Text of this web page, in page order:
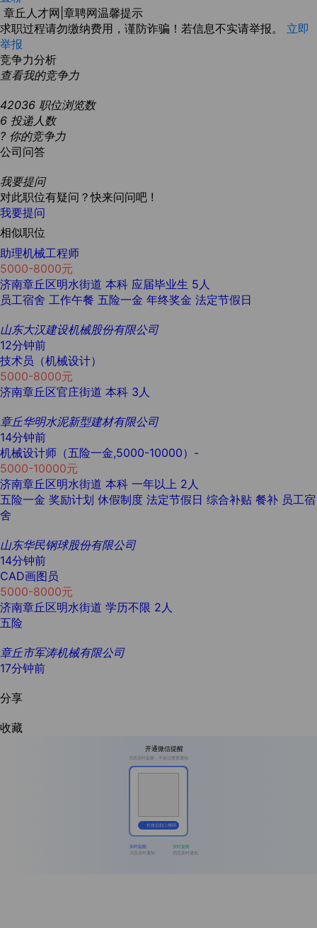
章丘人才网|章聘网温馨提示
求职过程请勿缴纳费用，谨防诈骗！若信息不实请举报。 立即
举报
竞争力分析
查看我的竞争力
42036 职位浏览数
6 投递人数
? 你的竞争力
公司问答
我要提问
对此职位有疑问？快来问问吧 !
我要提问
相似职位
助理机械工程师
5000-8000元
济南章丘区明水街道 本科 应届毕业生 5人
员工宿舍 工作午餐 五险一金 年终奖金 法定节假日
山东大汉建设机械股份有限公司
12分钟前
技术员（机械设计）
5000-8000元
济南章丘区官庄街道 本科 3人
章丘华明水泥新型建材有限公司
14分钟前
机械设计师（五险一金,5000-10000）-
5000-10000元
济南章丘区明水街道 本科 一年以上 2人
五险一金 奖励计划 休假制度 法定节假日 综合补贴 餐补 员工宿
舍
山东华民钢球股份有限公司
14分钟前
CAD画图员
5000-8000元
济南章丘区明水街道 学历不限 2人
五险
章丘市军涛机械有限公司
17分钟前
分享
收藏
开通微信提醒
消息实时提醒，不错过重要通知
长按识别二维码
实时提醒
消息及时通知
实时提醒
消息及时通知